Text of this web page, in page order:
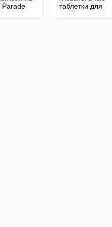
Parade
таблетки для